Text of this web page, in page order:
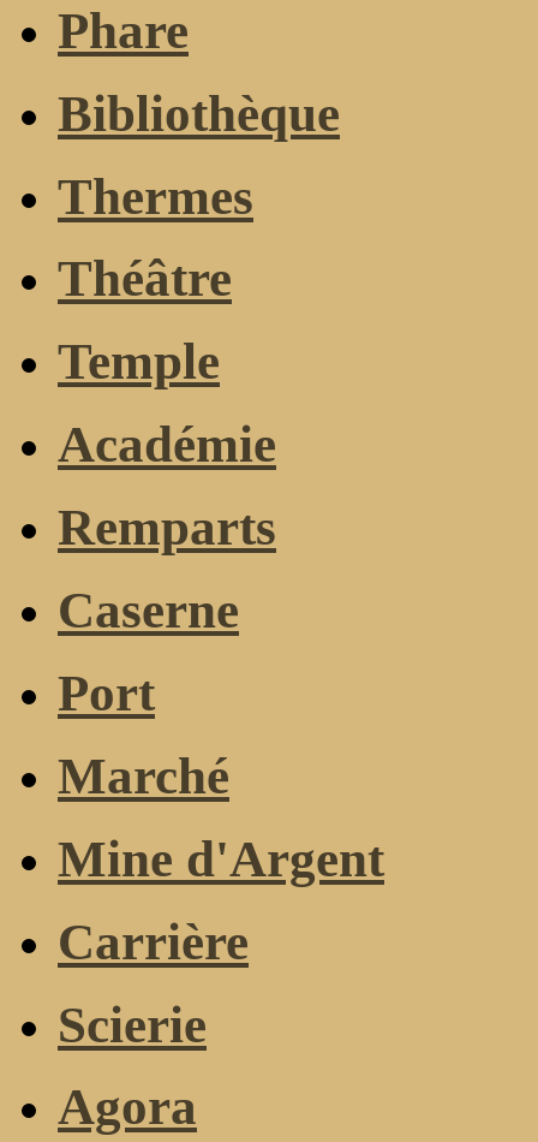
Phare
Bibliothèque
Thermes
Théâtre
Temple
Académie
Remparts
Caserne
Port
Marché
Mine d'Argent
Carrière
Scierie
Agora